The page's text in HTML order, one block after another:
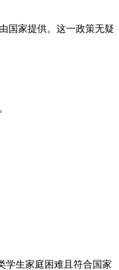
国家提供。这一政策无疑
学生家庭困难且符合国家